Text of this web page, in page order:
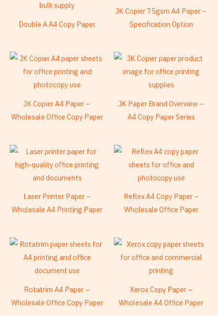
Double A A4 Copy Paper
JK Copier 75gsm A4 Paper –
Specification Option
JK Copier A4 Paper –
Wholesale Office Copy Paper
JK Paper Brand Overview –
A4 Copy Paper Series
Laser Printer Paper –
Wholesale A4 Printing Paper
Reflex A4 Copy Paper –
Wholesale Office Paper
Rotatrim A4 Paper –
Wholesale Office Copy Paper
Xerox Copy Paper –
Wholesale A4 Office Paper